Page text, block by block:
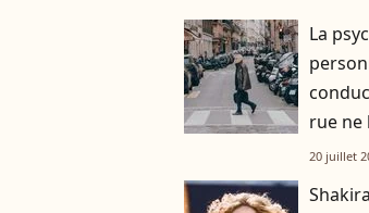
La
rue ne
par
20 juillet